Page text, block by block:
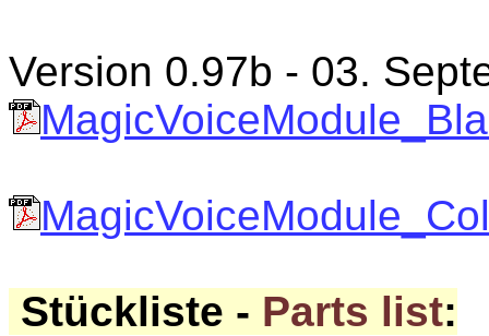
Version 0.97b - 03.
Stückliste - Parts list: